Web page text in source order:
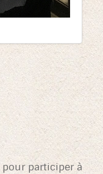
pour participer à